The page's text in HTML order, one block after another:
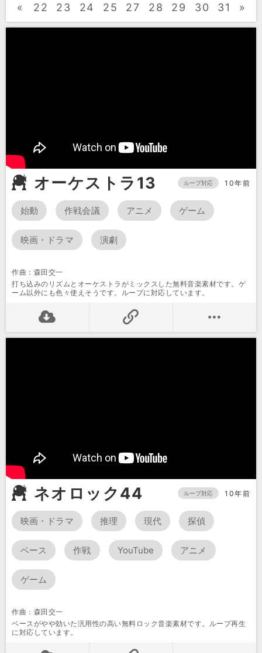
« 22 23 24 25 27 28 29 30 31 »
オーケストラ13 ループ対応 10年前
始動 作戦会議 アニメ ゲーム
映画・ドラマ 演劇
作曲：森田交一
打ち込みのリズムとオーケストラがミックスした無料音楽素材です。ゲ
ーム以外にも色々使えそうです。ループに対応しています。
ネオロック44 ループ対応 10年前
映画・ドラマ 推理 現代 探偵
ベース 作戦 YouTube アニメ
ゲーム
作曲：森田交一
ベースがやや効いた汎用性の高い無料ロック音楽素材です。ループ再生
に対応しています。